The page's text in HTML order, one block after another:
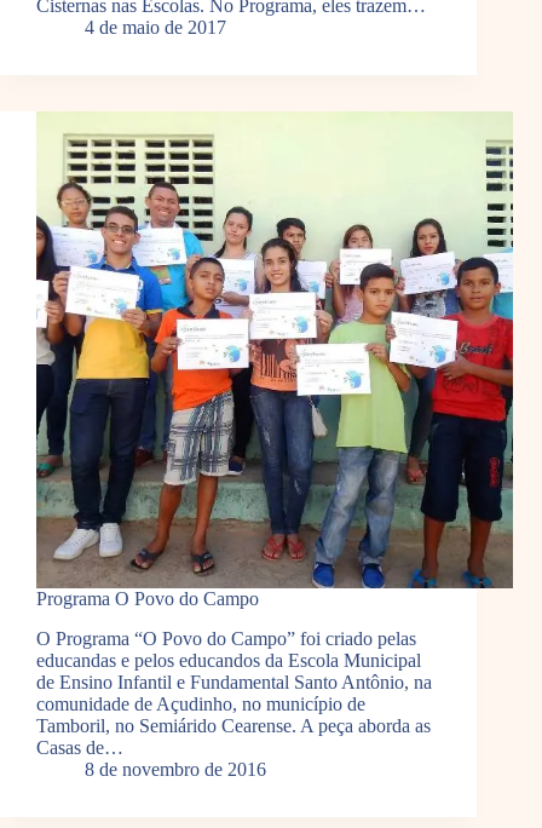
Cisternas nas Escolas. No Programa, eles trazem…
4 de maio de 2017
Programa O Povo do Campo
O Programa “O Povo do Campo” foi criado pelas
educandas e pelos educandos da Escola Municipal
de Ensino Infantil e Fundamental Santo Antônio, na
comunidade de Açudinho, no município de
Tamboril, no Semiárido Cearense. A peça aborda as
Casas de…
8 de novembro de 2016